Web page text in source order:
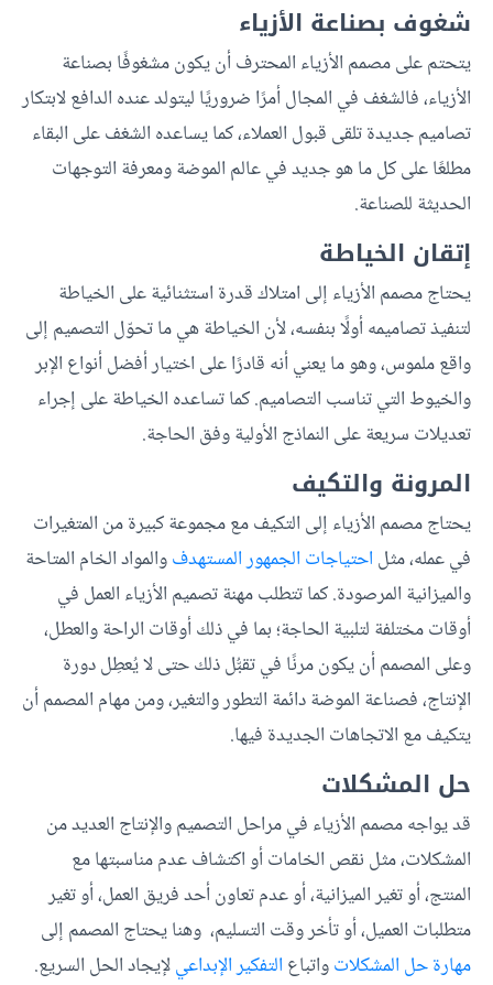
شغوف بصناعة الأزياء
يتحتم على مصمم الأزياء المحترف أن يكون مشغوفًا بصناعة
الأزياء، فالشغف في المجال أمرًا ضروريًا ليتولد عنده الدافع لابتكار
تصاميم جديدة تلقى قبول العملاء، كما يساعده الشغف على البقاء
مطلعًا على كل ما هو جديد في عالم الموضة ومعرفة التوجهات
الحديثة للصناعة.
إتقان الخياطة
يحتاج مصمم الأزياء إلى امتلاك قدرة استثنائية على الخياطة
لتنفيذ تصاميمه أولًا بنفسه، لأن الخياطة هي ما تحوّل التصميم إلى
واقع ملموس، وهو ما يعني أنه قادرًا على اختيار أفضل أنواع الإبر
والخيوط التي تناسب التصاميم. كما تساعده الخياطة على إجراء
تعديلات سريعة على النماذج الأولية وفق الحاجة.
المرونة والتكيف
يحتاج مصمم الأزياء إلى التكيف مع مجموعة كبيرة من المتغيرات
في عمله، مثل احتياجات الجمهور المستهدفوالمواد الخام المتاحة
والميزانية المرصودة. كما تتطلب مهنة تصميم الأزياء العمل في
أوقات مختلفة لتلبية الحاجة؛ بما في ذلك أوقات الراحة والعطل،
وعلى المصمم أن يكون مرنًا في تقبُّل ذلك حتى لا يُعطِل دورة
الإنتاج، فصناعة الموضة دائمة التطور والتغير، ومن مهام المصمم أن
يتكيف مع الاتجاهات الجديدة فيها.
حل المشكلات
قد يواجه مصمم الأزياء في مراحل التصميم والإنتاج العديد من
المشكلات، مثل نقص الخامات أو اكتشاف عدم مناسبتها مع
المنتج، أو تغير الميزانية، أو عدم تعاون أحد فريق العمل، أو تغير
متطلبات العميل، أو تأخر وقت التسليم، وهنا يحتاج المصمم إلى
مهارة حل المشكلاتواتباع التفكير الإبداعيلإيجاد الحل السريع.